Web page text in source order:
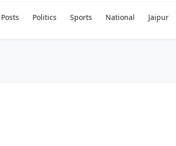
Posts Politics Sports National Jaipur